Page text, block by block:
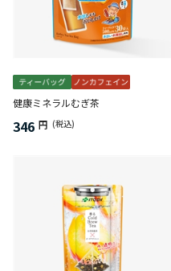
健康ミネラルむぎ茶
346 円 (税込)